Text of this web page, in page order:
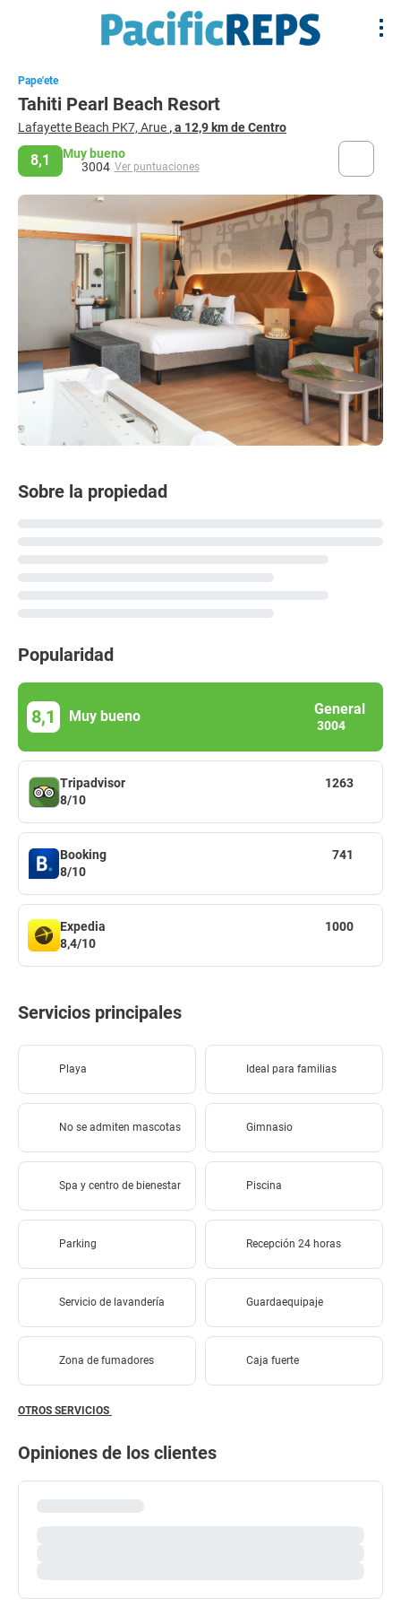
Pape'ete
Tahiti Pearl Beach Resort
Lafayette Beach PK7, Arue , a 12,9 km de Centro
8,1
Muy bueno
3004 Ver puntuaciones
Sobre la propiedad
Popularidad
8,1 Muy bueno General
3004
Tripadvisor
8/10
1263
Booking
8/10
741
Expedia
8,4/10
1000
Servicios principales
Playa Ideal para familias
No se admiten mascotas Gimnasio
Spa y centro de bienestar Piscina
Parking Recepción 24 horas
Servicio de lavandería Guardaequipaje
Zona de fumadores Caja fuerte
OTROS SERVICIOS
Opiniones de los clientes